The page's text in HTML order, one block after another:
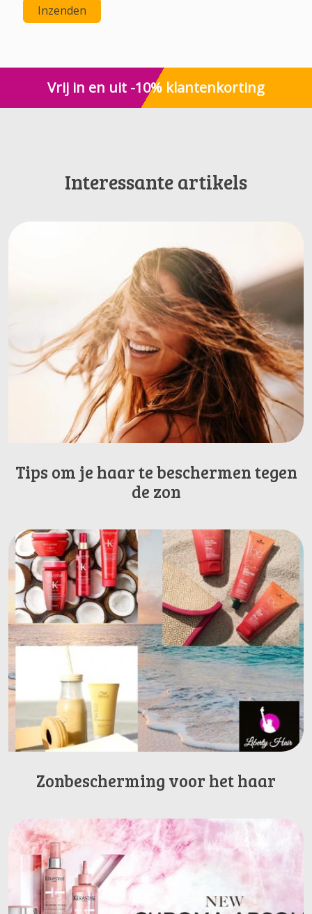
Inzenden
Vrij in en uit -10% klantenkorting
Interessante artikels
Tips om je haar te beschermen tegen
de zon
Zonbescherming voor het haar